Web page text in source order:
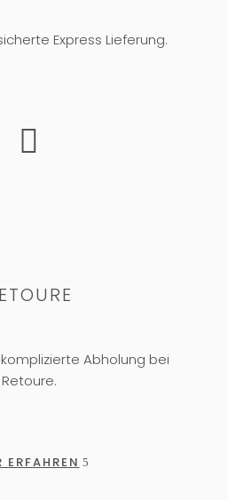
Express Lieferung.

Abholung bei
Retoure.
ERFAHREN